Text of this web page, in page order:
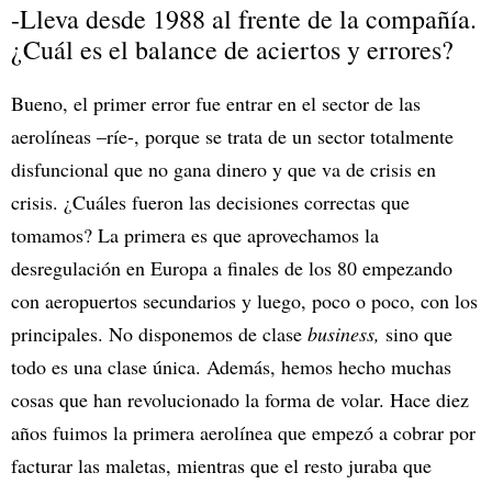
-Lleva desde 1988 al frente de la compañía.
¿Cuál es el balance de aciertos y errores?
Bueno, el primer error fue entrar en el sector de las
aerolíneas –ríe-, porque se trata de un sector totalmente
disfuncional que no gana dinero y que va de crisis en
crisis. ¿Cuáles fueron las decisiones correctas que
tomamos? La primera es que aprovechamos la
desregulación en Europa a finales de los 80 empezando
con aeropuertos secundarios y luego, poco o poco, con los
principales. No disponemos de clase business, sino que
todo es una clase única. Además, hemos hecho muchas
cosas que han revolucionado la forma de volar. Hace diez
años fuimos la primera aerolínea que empezó a cobrar por
facturar las maletas, mientras que el resto juraba que